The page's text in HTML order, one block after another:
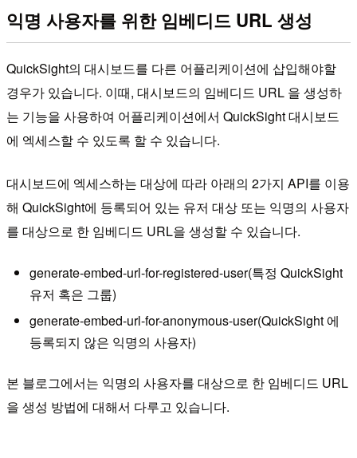
익명 사용자를 위한 임베디드 URL 생성
QuickSight의 대시보드를 다른 어플리케이션에 삽입해야할
경우가 있습니다. 이때, 대시보드의 임베디드 URL 을 생성하
는 기능을 사용하여 어플리케이션에서 QuickSight 대시보드
에 엑세스할 수 있도록 할 수 있습니다.
대시보드에 엑세스하는 대상에 따라 아래의 2가지 API를 이용
해 QuickSight에 등록되어 있는 유저 대상 또는 익명의 사용자
를 대상으로 한 임베디드 URL을 생성할 수 있습니다.
generate-embed-url-for-registered-user(특정 QuickSight
유저 혹은 그룹)
generate-embed-url-for-anonymous-user(QuickSight 에
등록되지 않은 익명의 사용자)
본 블로그에서는 익명의 사용자를 대상으로 한 임베디드 URL
을 생성 방법에 대해서 다루고 있습니다.